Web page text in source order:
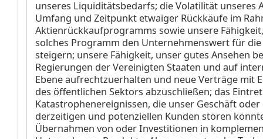
unseres Liquiditätsbedarfs; die Volatilität unseres
Umfang und Zeitpunkt etwaiger Rückkäufe im
Aktienrückkaufprogramms sowie unsere
solches Programm den Unternehmenswert für
steigern; unsere Fähigkeit, unser gutes Ansehen
Regierungen der Vereinigten Staaten und auf
Ebene aufrechtzuerhalten und neue Verträge mit
des öffentlichen Sektors abzuschließen; das
Katastrophenereignissen, die unser Geschäft
derzeitigen und potenziellen Kunden stören
Übernahmen von oder Investitionen in